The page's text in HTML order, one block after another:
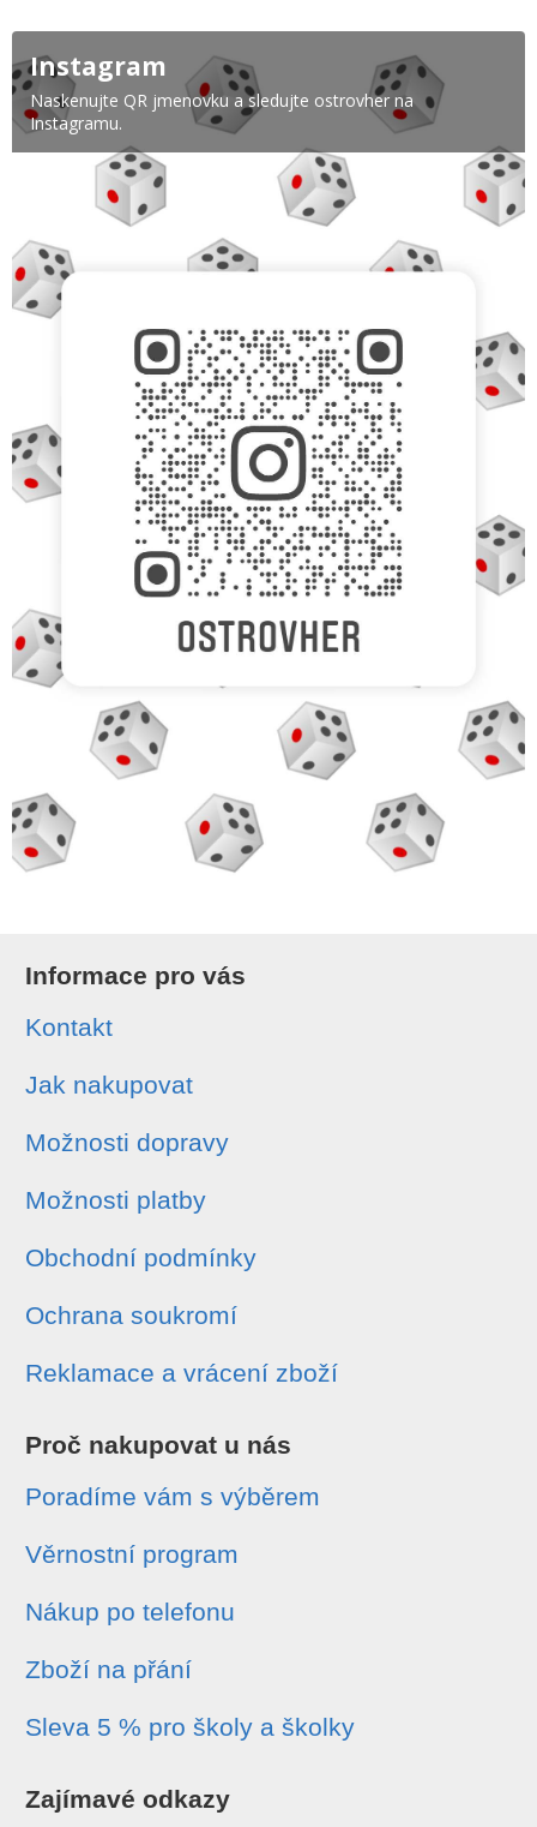
Instagram
Naskenujte QR jmenovku a sledujte ostrovher na
Instagramu.
Informace pro vás
Kontakt
Jak nakupovat
Možnosti dopravy
Možnosti platby
Obchodní podmínky
Ochrana soukromí
Reklamace a vrácení zboží
Proč nakupovat u nás
Poradíme vám s výběrem
Věrnostní program
Nákup po telefonu
Zboží na přání
Sleva 5 % pro školy a školky
Zajímavé odkazy